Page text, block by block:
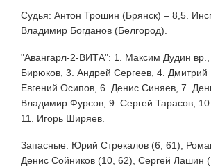
Судья: Антон Трошин (Брянск) – 8,5.
Владимир Богданов (Белгород).
"Авангарл-2-ВИТА": 1. Максим Дудин вр.,
Бирюков, 3. Андрей Сергеев, 4. Дмитрий
Евгений Осипов, 6. Денис Синяев, 7.
Владимир Фурсов, 9. Сергей Тарасов,
11. Игорь Ширяев.
Запасные: Юрий Стрекалов (6, 61),
Денис Сойников (10, 62), Сергей Лашин